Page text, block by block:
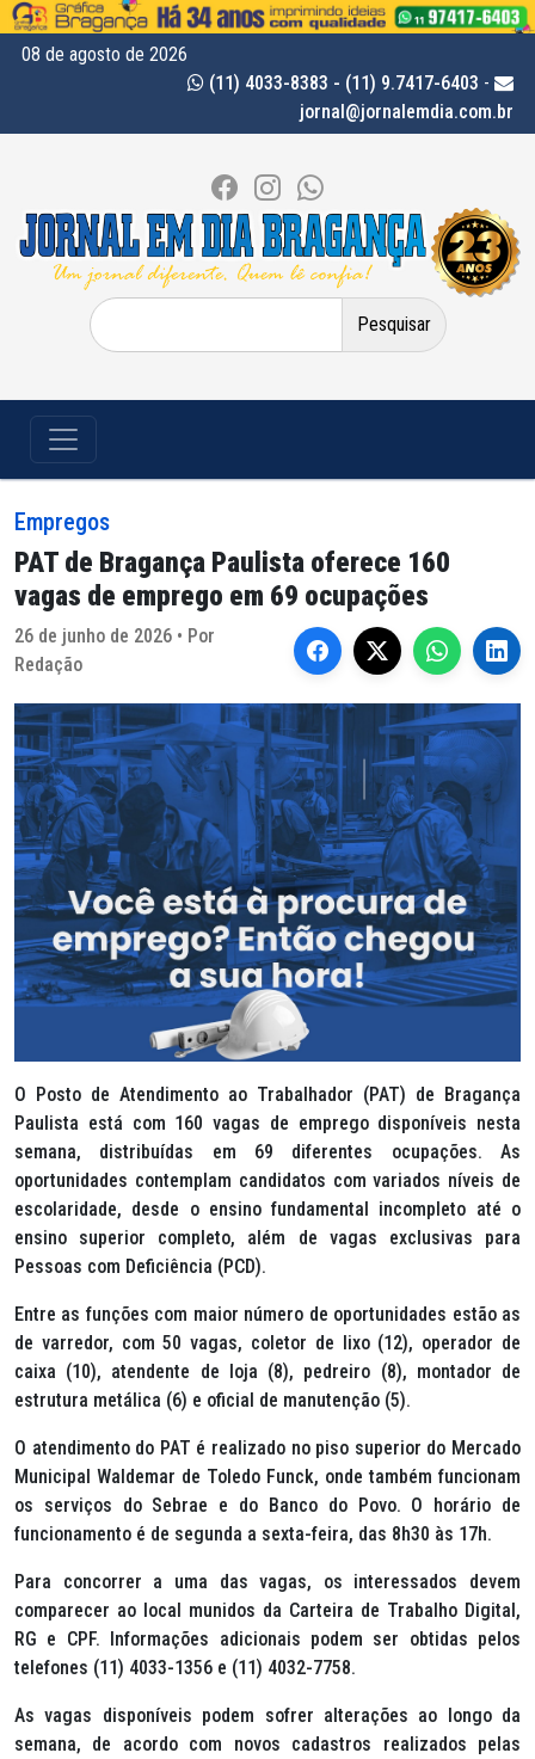
08 de agosto de 2026
(11) 4033-8383 - (11) 9.7417-6403 -
jornal@jornalemdia.com.br
Pesquisar
por:
Empregos
PAT de Bragança Paulista oferece 160
vagas de emprego em 69 ocupações
26 de junho de 2026 • Por
Redação
O Posto de Atendimento ao Trabalhador (PAT) de Bragança
Paulista está com 160 vagas de emprego disponíveis nesta
semana, distribuídas em 69 diferentes ocupações. As
oportunidades contemplam candidatos com variados níveis de
escolaridade, desde o ensino fundamental incompleto até o
ensino superior completo, além de vagas exclusivas para
Pessoas com Deficiência (PCD).
Entre as funções com maior número de oportunidades estão as
de varredor, com 50 vagas, coletor de lixo (12), operador de
caixa (10), atendente de loja (8), pedreiro (8), montador de
estrutura metálica (6) e oficial de manutenção (5).
O atendimento do PAT é realizado no piso superior do Mercado
Municipal Waldemar de Toledo Funck, onde também funcionam
os serviços do Sebrae e do Banco do Povo. O horário de
funcionamento é de segunda a sexta-feira, das 8h30 às 17h.
Para concorrer a uma das vagas, os interessados devem
comparecer ao local munidos da Carteira de Trabalho Digital,
RG e CPF. Informações adicionais podem ser obtidas pelos
telefones (11) 4033-1356 e (11) 4032-7758.
As vagas disponíveis podem sofrer alterações ao longo da
semana, de acordo com novos cadastros realizados pelas